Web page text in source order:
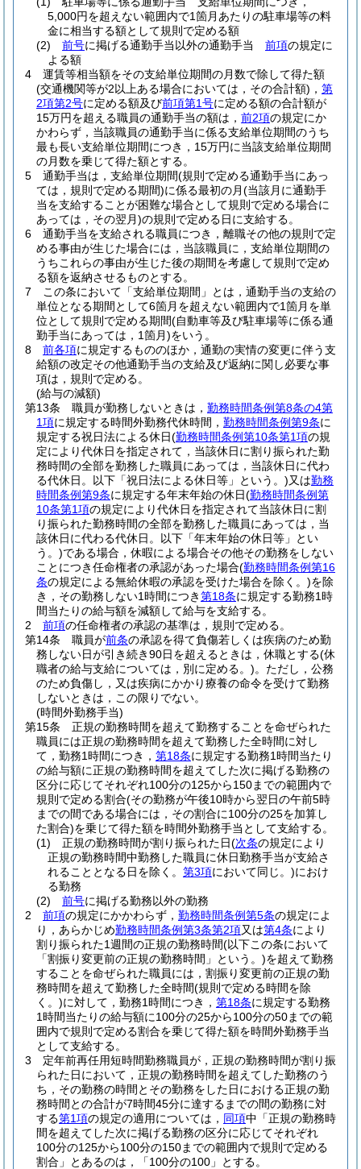
5,000円を超えない範囲内で1箇月あたりの駐車場等の料
金に相当する額として規則で定める額
(2)
前号に掲げる通勤手当以外の通勤手当 前項の規定に
よる額
4
運賃等相当額をその支給単位期間の月数で除して得た額
(交通機関等が2以上ある場合においては，その合計額) ， 第
2項第2号に定める額及び前項第1号に定める額の合計額が
15万円を超える職員の通勤手当の額は， 前2項の規定にか
かわらず，当該職員の通勤手当に係る支給単位期間のうち
最も長い支給単位期間につき，15万円に当該支給単位期間
の月数を乗じて得た額とする。
5
通勤手当は，支給単位期間(規則で定める通勤手当にあっ
ては，規則で定める期間)に係る最初の月(当該月に通勤手
当を支給することが困難な場合として規則で定める場合に
あっては，その翌月)の規則で定める日に支給する。
6
通勤手当を支給される職員につき，離職その他の規則で定
める事由が生じた場合には，当該職員に，支給単位期間の
うちこれらの事由が生じた後の期間を考慮して規則で定め
る額を返納させるものとする。
7
この条において「支給単位期間」とは，通勤手当の支給の
単位となる期間として6箇月を超えない範囲内で1箇月を単
位として規則で定める期間(自動車等及び駐車場等に係る通
勤手当にあっては，1箇月)をいう。
8
前各項に規定するもののほか，通勤の実情の変更に伴う支
給額の改定その他通勤手当の支給及び返納に関し必要な事
項は，規則で定める。
(給与の減額)
第13条
職員が勤務しないときは， 勤務時間条例第8条の4第
1項に規定する時間外勤務代休時間， 勤務時間条例第9条に
規定する祝日法による休日(勤務時間条例第10条第1項の規
定により代休日を指定されて，当該休日に割り振られた勤
務時間の全部を勤務した職員にあっては，当該休日に代わ
る代休日。以下「祝日法による休日等」という。)又は勤務
時間条例第9条に規定する年末年始の休日(勤務時間条例第
10条第1項の規定により代休日を指定されて当該休日に割
り振られた勤務時間の全部を勤務した職員にあっては，当
該休日に代わる代休日。以下「年末年始の休日等」とい
う。)である場合，休暇による場合その他その勤務をしない
ことにつき任命権者の承認があった場合(勤務時間条例第16
条の規定による無給休暇の承認を受けた場合を除く。)を除
き，その勤務しない1時間につき第18条に規定する勤務1時
間当たりの給与額を減額して給与を支給する。
2
前項の任命権者の承認の基準は，規則で定める。
第14条
職員が前条の承認を得て負傷若しくは疾病のため勤
務しない日が引き続き90日を超えるときは，休職とする(休
職者の給与支給については，別に定める。)。 ただし，公務
のため負傷し，又は疾病にかかり療養の命令を受けて勤務
しないときは，この限りでない。
(時間外勤務手当)
第15条
正規の勤務時間を超えて勤務することを命ぜられた
職員には正規の勤務時間を超えて勤務した全時間に対し
て，勤務1時間につき， 第18条に規定する勤務1時間当たり
の給与額に正規の勤務時間を超えてした次に掲げる勤務の
区分に応じてそれぞれ100分の125から150までの範囲内で
規則で定める割合(その勤務が午後10時から翌日の午前5時
までの間である場合には，その割合に100分の25を加算し
た割合)を乗じて得た額を時間外勤務手当として支給する。
(1)
正規の勤務時間が割り振られた日(次条の規定により
正規の勤務時間中勤務した職員に休日勤務手当が支給さ
れることとなる日を除く。 第3項において同じ。)におけ
る勤務
(2)
前号に掲げる勤務以外の勤務
2
前項の規定にかかわらず， 勤務時間条例第5条の規定によ
り，あらかじめ勤務時間条例第3条第2項又は第4条により
割り振られた1週間の正規の勤務時間(以下この条において
「割振り変更前の正規の勤務時間」という。)を超えて勤務
することを命ぜられた職員には，割振り変更前の正規の勤
務時間を超えて勤務した全時間(規則で定める時間を除
く。)に対して，勤務1時間につき， 第18条に規定する勤務
1時間当たりの給与額に100分の25から100分の50までの範
囲内で規則で定める割合を乗じて得た額を時間外勤務手当
として支給する。
3
定年前再任用短時間勤務職員が，正規の勤務時間が割り振
られた日において，正規の勤務時間を超えてした勤務のう
ち，その勤務の時間とその勤務をした日における正規の勤
務時間との合計が7時間45分に達するまでの間の勤務に対
する第1項の規定の適用については， 同項中「正規の勤務時
間を超えてした次に掲げる勤務の区分に応じてそれぞれ
100分の125から100分の150までの範囲内で規則で定める
割合」とあるのは，「100分の100」とする。